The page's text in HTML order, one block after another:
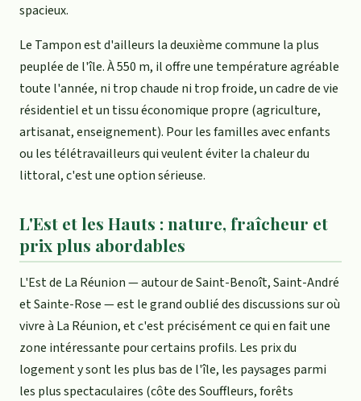
spacieux.
Le Tampon est d'ailleurs la deuxième commune la plus
peuplée de l'île. À 550 m, il offre une température agréable
toute l'année, ni trop chaude ni trop froide, un cadre de vie
résidentiel et un tissu économique propre (agriculture,
artisanat, enseignement). Pour les familles avec enfants
ou les télétravailleurs qui veulent éviter la chaleur du
littoral, c'est une option sérieuse.
L'Est et les Hauts : nature, fraîcheur et
prix plus abordables
L'Est de La Réunion — autour de Saint-Benoît, Saint-André
et Sainte-Rose — est le grand oublié des discussions sur où
vivre à La Réunion, et c'est précisément ce qui en fait une
zone intéressante pour certains profils. Les prix du
logement y sont les plus bas de l'île, les paysages parmi
les plus spectaculaires (côte des Souffleurs, forêts